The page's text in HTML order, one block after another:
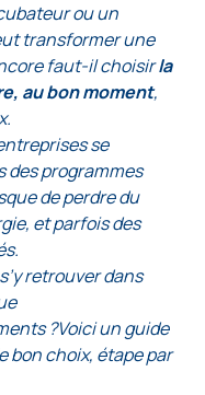
ou un
transformer une
faut-il choisir la
au bon moment,
se
des programmes
de perdre du
et parfois des
retrouver dans
?Voici un guide
bon choix, étape par